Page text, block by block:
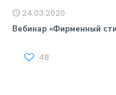
24.03.2020
Вебинар «Фирменный
48